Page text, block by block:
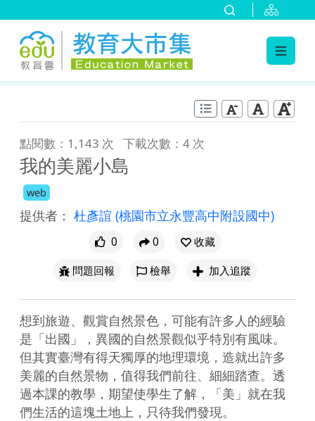
點閱數：1,143 次 下載次數：4 次
我的美麗小島
web
提供者： 杜彥誼 (桃園市立永豐高中附設國中)
0 0
收藏
問題回報
檢舉 加入追蹤
想到旅遊、觀賞自然景色，可能有許多人的經驗
是「出國」，異國的自然景觀似乎特別有風味。
但其實臺灣有得天獨厚的地理環境，造就出許多
美麗的自然景物，值得我們前往、細細踏查。透
過本課的教學，期望使學生了解，「美」就在我
們生活的這塊土地上，只待我們發現。